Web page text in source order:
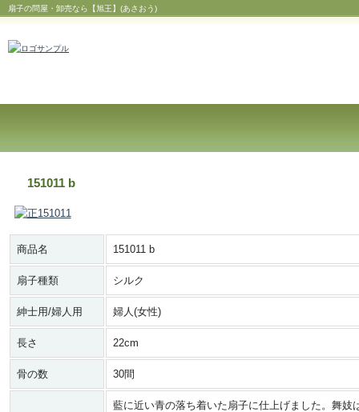
扇子の問屋・卸売なら【旭王】(あさおう)
151011 b
商品名 151011 b
扇子種類 シルク
紳士用/婦人用 婦人(女性)
長さ 22cm
骨の数 30間
藍に近い青の落ち着いた扇子に仕上げました。舞妓